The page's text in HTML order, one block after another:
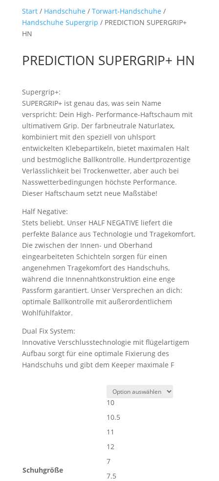
Start/ Handschuhe / Torwart-Handschuhe /
Handschuhe Supergrip / PREDICTION SUPERGRIP+
HN
PREDICTION SUPERGRIP+ HN
Supergrip+:
SUPERGRIP+ ist genau das, was sein Name
verspricht: Dein High- Performance-Haftschaum mit
ultimativem Grip. Der farbneutrale Naturlatex,
kombiniert mit den speziell von uhlsport
entwickelten Klebepartikeln, bietet maximalen Halt
und bestmögliche Ballkontrolle. Hundertprozentige
Verlässlichkeit bei Trockenwetter, aber auch bei
Nasswetterbedingungen höchste Performance.
Dieser Haftschaum setzt neue Maßstäbe!
Half Negative:
Stets beliebt. Unser HALF NEGATIVE liefert die
perfekte Balance aus Technologie und Tragekomfort.
Die zwischen der Innen- und Oberhand
eingearbeiteten Schichteln sorgen für einen
angenehmen Tragekomfort des Handschuhs,
während die Innennahtkonstruktion eine enge
Passform garantiert. Unser Versprechen an dich:
optimale Ballkontrolle mit außerordentlichem
Wohlfühlfaktor.
Dual Fix System:
Innovative Verschlusstechnologie mit flügelartigem
Aufbau sorgt für eine optimale Fixierung des
Handschuhs und gibt dem Keeper maximale F
Schuhgröße
10
10.5
11
12
7
7.5